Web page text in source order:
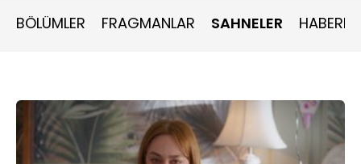
BÖLÜMLER FRAGMANLAR SAHNELER